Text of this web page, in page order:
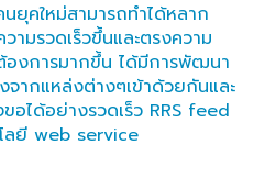
ยุคใหม่สามารถทำได้หลาก
มรวดเร็วขึ้นและตรงความ
องการมากขึ้น ได้มีการพัฒนา
ากแหล่งต่างๆเข้าด้วยกันและ
อได้อย่างรวดเร็ว RRS feed
ลยี web service